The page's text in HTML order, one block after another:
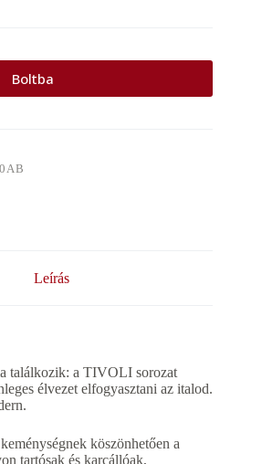
Boltba
Leírás
találkozik: a TIVOLI sorozat
élvezet elfogyasztani az italod.
köszönhetően a
tartósak és karcállóak,